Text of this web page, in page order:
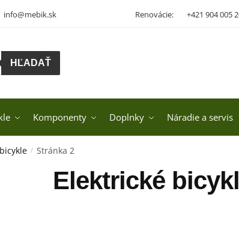
info@mebik.sk Renovácie: +421 904 005
HĽADAŤ
Komponenty Doplnky Náradie a servis
/ Stránka 2
Elektrické